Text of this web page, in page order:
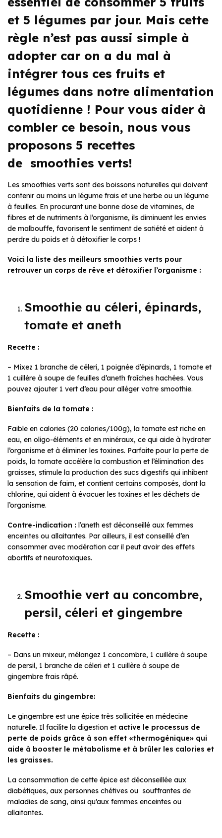
et 5 légumes par jour. Mais cette
règle n’est pas aussi simple à
adopter car on a du mal à
intégrer tous ces fruits et
légumes dans notre alimentation
quotidienne ! Pour vous aider à
combler ce besoin, nous vous
proposons 5 recettes
de smoothies verts!
Les smoothies verts sont des boissons naturelles qui doivent
contenir au moins un légume frais et une herbe ou un légume
à feuilles. En procurant une bonne dose de vitamines, de
fibres et de nutriments à l’organisme, ils diminuent les envies
de malbouffe, favorisent le sentiment de satiété et aident à
perdre du poids et à détoxifier le corps !
Voici la liste des meilleurs smoothies verts pour
retrouver un corps de rêve et détoxifier l’organisme :
Smoothie au céleri, épinards,
tomate et aneth
Recette :
– Mixez 1 branche de céleri, 1 poignée d’épinards, 1 tomate et
1 cuillère à soupe de feuilles d’aneth fraîches hachées. Vous
pouvez ajouter 1 vert d’eau pour alléger votre smoothie.
Bienfaits de la tomate :
Faible en calories (20 calories/100g), la tomate est riche en
eau, en oligo-éléments et en minéraux, ce qui aide à hydrater
l’organisme et à éliminer les toxines. Parfaite pour la perte de
poids, la tomate accélère la combustion et l’élimination des
graisses, stimule la production des sucs digestifs qui inhibent
la sensation de faim, et contient certains composés, dont la
chlorine, qui aident à évacuer les toxines et les déchets de
l’organisme.
Contre-indication : l’aneth est déconseillé aux femmes
enceintes ou allaitantes. Par ailleurs, il est conseillé d’en
consommer avec modération car il peut avoir des effets
abortifs et neurotoxiques.
Smoothie vert au concombre,
persil, céleri et gingembre
Recette :
– Dans un mixeur, mélangez 1 concombre, 1 cuillère à soupe
de persil, 1 branche de céleri et 1 cuillère à soupe de
gingembre frais râpé.
Bienfaits du gingembre:
Le gingembre est une épice très sollicitée en médecine
naturelle. Il facilite la digestion et active le processus de
perte de poids grâce à son effet «thermogénique» qui
aide à booster le métabolisme et à brûler les calories et
les graisses.
La consommation de cette épice est déconseillée aux
diabétiques, aux personnes chétives ou souffrantes de
maladies de sang, ainsi qu’aux femmes enceintes ou
allaitantes.